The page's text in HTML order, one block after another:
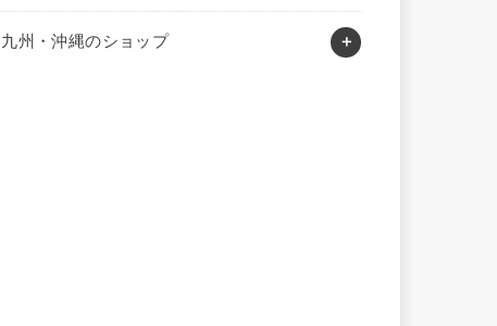
九州・沖縄のショップ